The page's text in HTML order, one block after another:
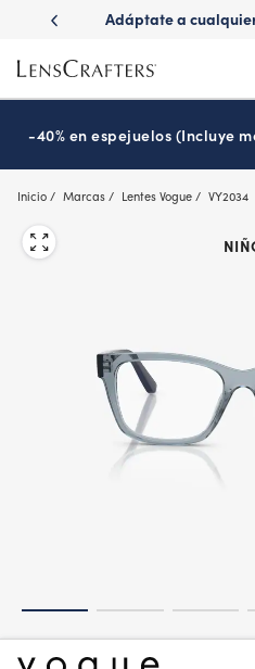
main
content
con
Adáptate a
-40% en espejuelos (Incluye
Inicio Marcas Lentes Vogue VY2034